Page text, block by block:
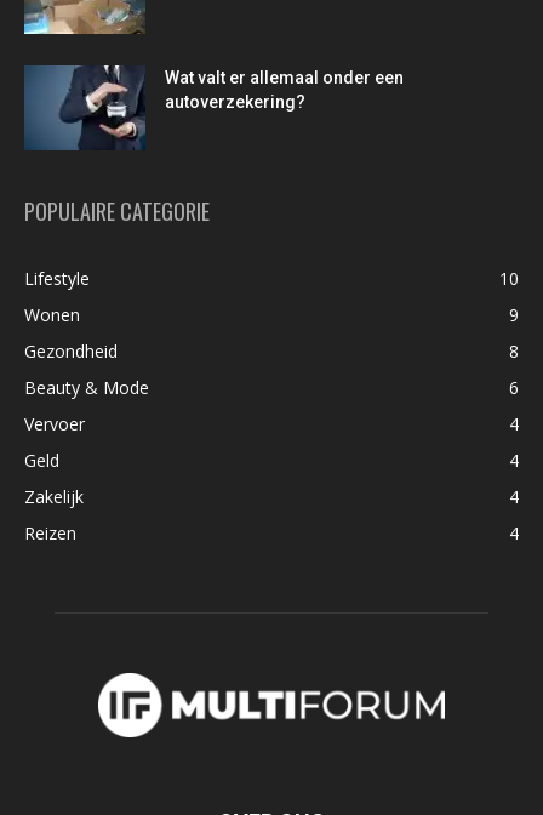
Wat valt er allemaal onder een
autoverzekering?
POPULAIRE CATEGORIE
Lifestyle
10
Wonen
9
Gezondheid
8
Beauty & Mode
6
Vervoer
4
Geld
4
Zakelijk
4
Reizen
4